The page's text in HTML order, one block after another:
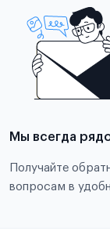
Мы всегда
Получайте
вопросам в